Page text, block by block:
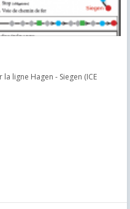
ligne Hagen - Siegen (ICE